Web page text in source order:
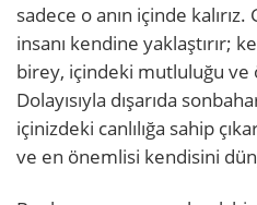
sadece o anın içinde
insanı kendine yaklaştırır;
birey, içindeki mutluluğu ve
Dolayısıyla dışarıda
içinizdeki canlılığa sahip
ve en önemlisi kendisini